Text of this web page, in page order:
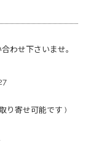
わせ下さいませ。
り寄せ可能です )